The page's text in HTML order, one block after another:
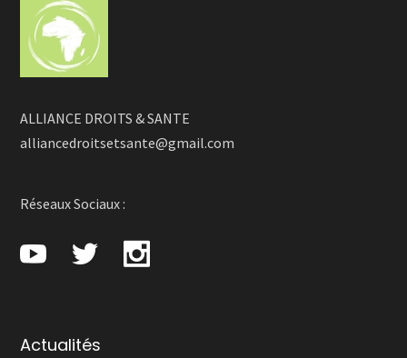
ALLIANCE DROITS & SANTE
alliancedroitsetsante@gmail.com
Réseaux Sociaux :
Actualités